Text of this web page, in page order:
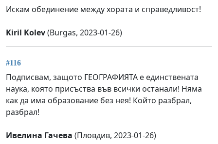
Искам обединение между хората и справедливост!
Kiril Kolev(Burgas, 2023-01-26)
#116
Подписвам, защото ГЕОГРАФИЯТА е единствената
наука, която присъства във всички останали! Няма
как да има образование без нея! Който разбрал,
разбрал!
Ивелина Гачева (Пловдив, 2023-01-26)